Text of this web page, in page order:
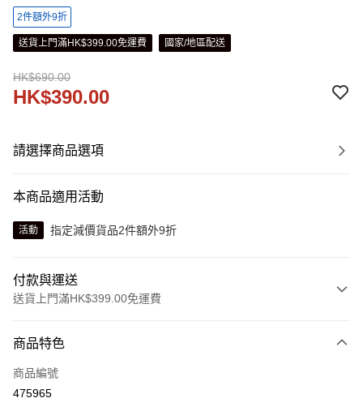
2件額外9折
送貨上門滿HK$399.00免運費 國家/地區配送
HK$690.00
HK$390.00
請選擇商品選項
本商品適用活動
活動 指定減價貨品2件額外9折
付款與運送
送貨上門滿HK$399.00免運費
信用卡
線上付款
商品特色
商品編號
475965